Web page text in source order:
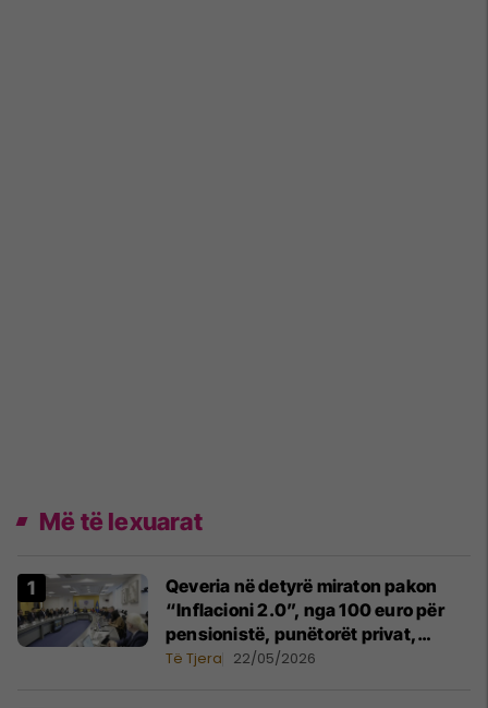
Më të lexuarat
Qeveria në detyrë miraton pakon
“Inflacioni 2.0”, nga 100 euro për
pensionistë, punëtorët privat,
fëmijë dhe studentë
Të Tjera 22/05/2026